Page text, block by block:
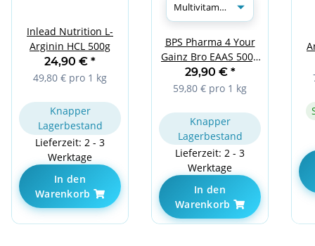
Inlead Nutrition L-
Arginin HCL 500g
24,90 € *
49,80 € pro 1 kg
Knapper
Lagerbestand
Lieferzeit: 2 - 3
Werktage
In den
Warenkorb
BPS Pharma 4 Your
Gainz Bro EAAS 500g
Multivitamin
29,90 € *
59,80 € pro 1 kg
Knapper
Lagerbestand
Lieferzeit: 2 - 3
Werktage
In den
Warenkorb